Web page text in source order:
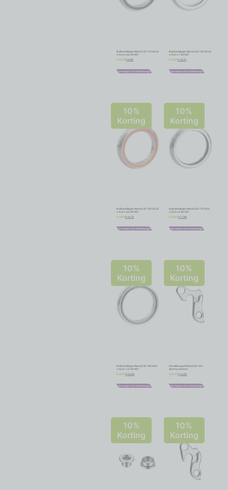
Balhoofdlager Marwi CB-714 30,15
x 41,0 x 6,5 45°/45°
€ 10,95 € 9,86
Toevoegen aan winkelwagen
Balhoofdlager Marwi CB-715 30,15
x 41,0 x 7 36°/45°
€ 11,95 € 10,76
Toevoegen aan winkelwagen
10%
Korting
Balhoofdlager Marwi CB-723 30,15
x 41,8 x 6,5 45°/45°
€ 11,95 € 10,76
Toevoegen aan winkelwagen
10%
Korting
Balhoofdlager Marwi CB-778 40,0
x 51,8 x 8 36°/45°
€ 19,95 € 17,96
Toevoegen aan winkelwagen
10%
Korting
Balhoofdlager Marwi CB-786 40,0
x 52,0 x 7,5 45°/45°
€ 16,95 € 15,26
Toevoegen aan winkelwagen
10%
Korting
Derailleurpad Marwi GH-011
diverse merken
€ 14,95 € 13,46
Toevoegen aan winkelwagen
10%
Korting
10%
Korting